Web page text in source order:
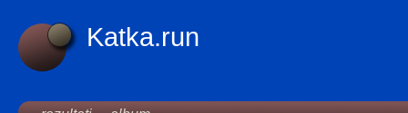
Katka.run